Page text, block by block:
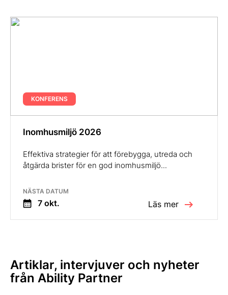
KONFERENS
Inomhusmiljö 2026
Effektiva strategier för att förebygga, utreda och
åtgärda brister för en god inomhusmiljö...
NÄSTA DATUM
7 okt. Läs mer
Artiklar, intervjuver och nyheter
från Ability Partner